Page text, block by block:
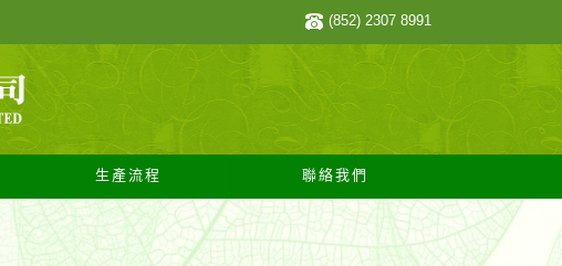
(852) 2307 8991
生產流程 聯絡我們